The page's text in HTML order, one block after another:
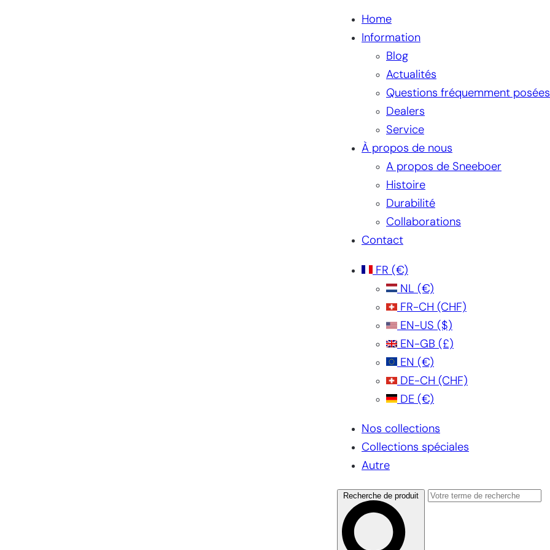
Home
Information
Blog
Actualités
Questions fréquemment posées
Dealers
Service
À propos de nous
A propos de Sneeboer
Histoire
Durabilité
Collaborations
Contact
FR (€)
NL (€)
FR-CH (CHF)
EN-US ($)
EN-GB (£)
EN (€)
DE-CH (CHF)
DE (€)
Nos collections
Collections spéciales
Autre
Recherche de produit